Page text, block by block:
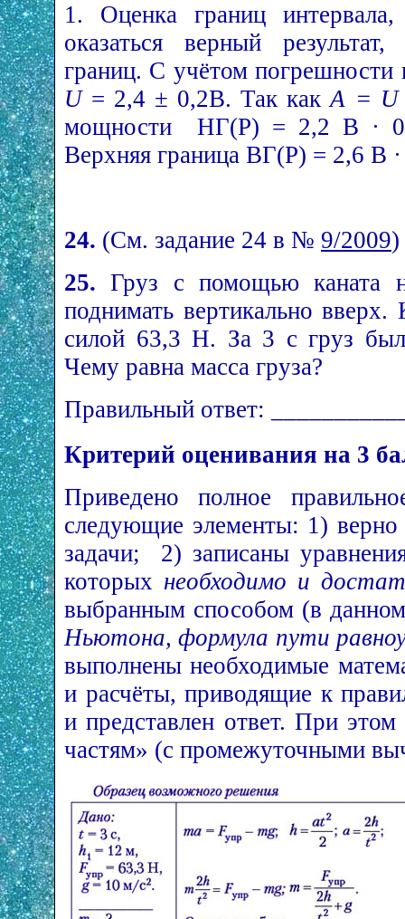
1. Оценка границ
оказаться верный
границ. С учётом погрешности
U= 2,4 ± 0,2В. Так какА = U
мощности НГ(Р) = 2,2 В ·
Верхняя граница ВГ(Р) = 2,6 В
24. (См. задание 24 в № 9/2009)
25. Груз с помощью каната
поднимать вертикально вверх.
силой 63,3 Н. За 3 с груз
Чему равна масса груза?
Правильный ответ:
Критерий оценивания на 3
Приведено полное
следующие элементы: 1) верно
задачи; 2) записаны
которых необходимо и
выбранным способом (в
Ньютона, формула пути
выполнены необходимые
и расчёты, приводящие к
и представлен ответ. При
частям» (с промежуточными